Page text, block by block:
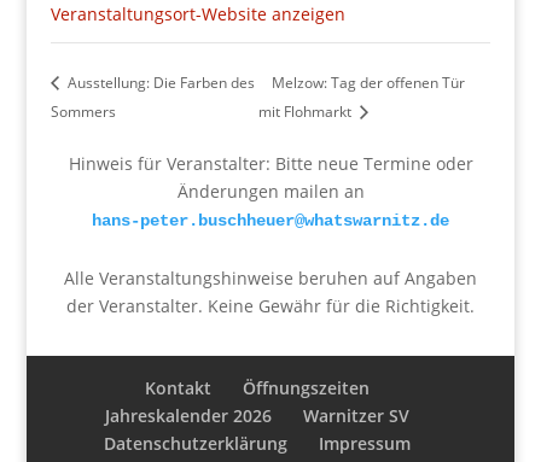
Veranstaltungsort-Website anzeigen
Ausstellung: Die Farben des
Sommers
Melzow: Tag der offenen Tür
mit Flohmarkt
Hinweis für Veranstalter: Bitte neue Termine oder
Änderungen mailen an
hans-peter.buschheuer@whatswarnitz.de
Alle Veranstaltungshinweise beruhen auf Angaben
der Veranstalter. Keine Gewähr für die Richtigkeit.
Kontakt
Öffnungszeiten
Jahreskalender 2026
Warnitzer SV
Datenschutzerklärung
Impressum